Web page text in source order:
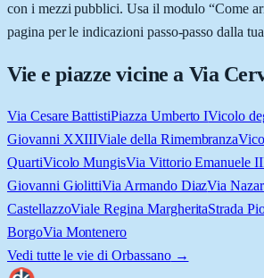
con i mezzi pubblici. Usa il modulo “Come
pagina per le indicazioni passo-passo dalla
Vie e piazze vicine a Via
Via Cesare BattistiPiazza Umberto IVicolo
Giovanni XXIIIViale della Rimembranza
QuartiVicolo MungisVia Vittorio Emanuele II
Giovanni GiolittiVia Armando DiazVia
CastellazzoViale Regina MargheritaStrada
BorgoVia Montenero
Vedi tutte le vie di Orbassano→